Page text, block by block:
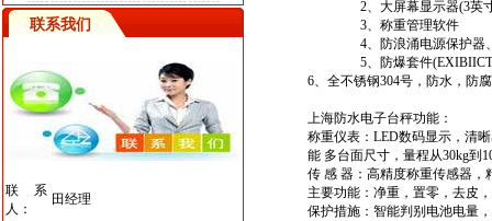
联系我们
联系
人：
田经理
2、大屏幕显示器(3英寸
3、称重管理软件
4、防浪涌电源保护器、
5、防爆套件(EXIBIICT4/
6、全不锈钢304号，防水，防
上海防水电子台秤功能：
称重仪表：LED数码显示，清
能 多台面尺寸，量程从30kg到
传 感 器：高精度称重传感器，
主要功能：净重，置零，去皮
保护措施：智能判别电池电量